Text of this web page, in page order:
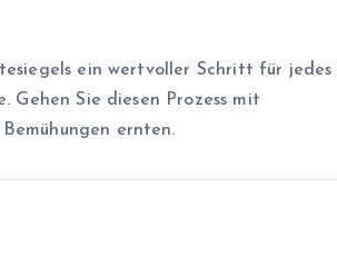
ein wertvoller Schritt für jedes
Sie diesen Prozess mit
ernten.